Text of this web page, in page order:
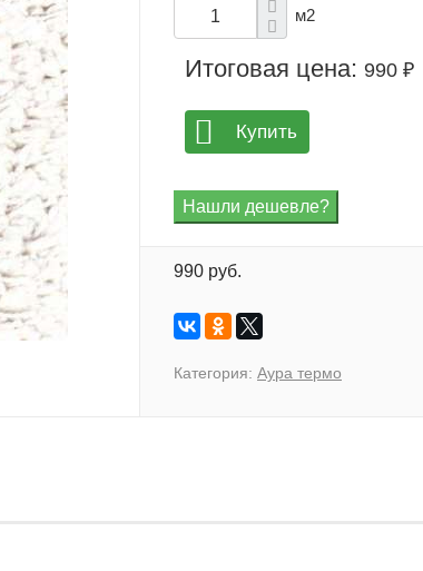
м2
Итоговая цена: 990 ₽
Купить
990 руб.
Категория: Аура термо